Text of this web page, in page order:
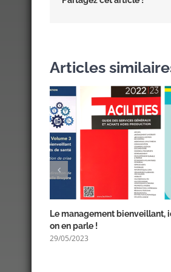
Articles
Le management bienveillant,
on en parle !
29/05/2023